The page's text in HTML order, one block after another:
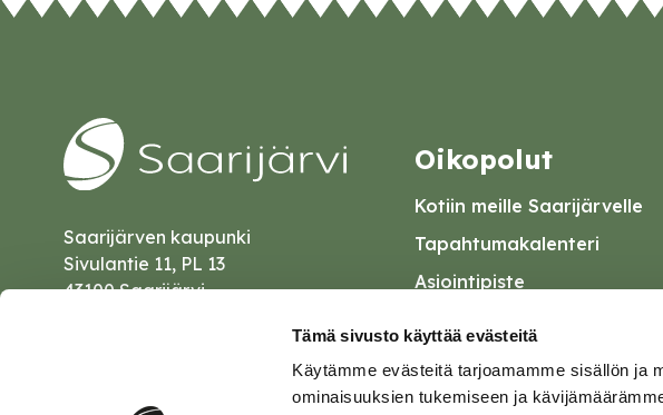
Tämä sivusto käyttää evästeitä
Käytämme evästeitä tarjoamamme sisällön ja
ominaisuuksien tukemiseen ja
Saarijärven kaupunki
Sivulantie 11, PL 13
43100 Saarijärvi
Oikopolut
Kotiin meille Saarijärvelle
Tapahtumakalenteri
Asiointipiste
Palautelomake